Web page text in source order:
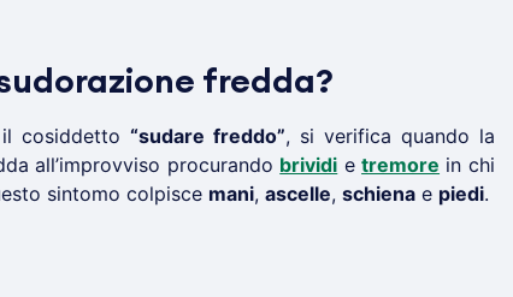
fredda?
cosiddetto“sudare freddo”, si verifica quando la
all’improvviso procurando brividi etremore in chi
sintomo colpisce mani, ascelle, schienae piedi.